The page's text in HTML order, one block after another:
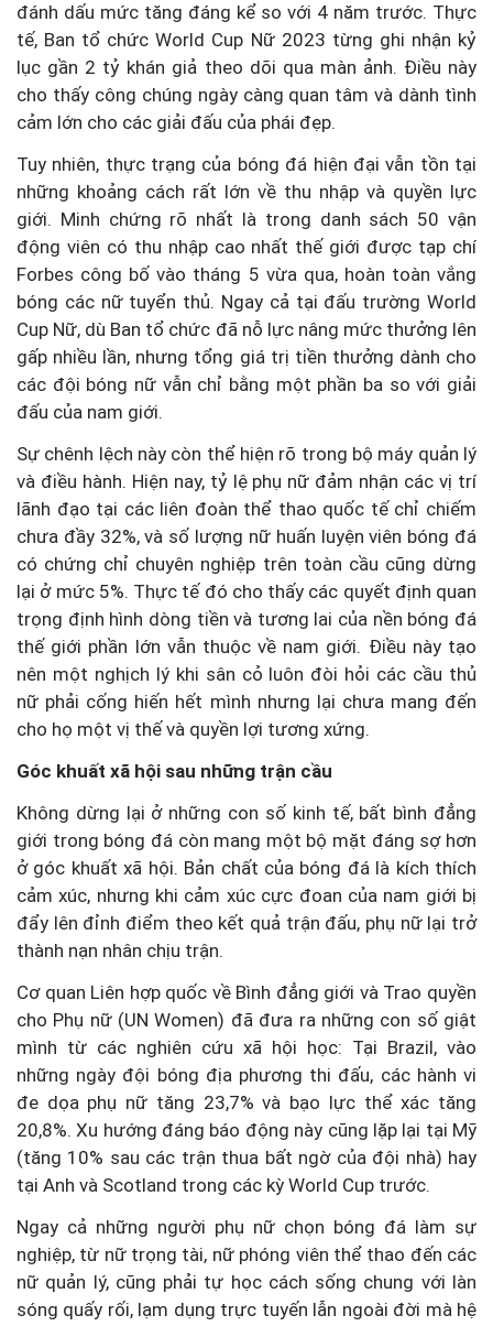
đánh dấu mức tăng đáng kể so với 4 năm trước. Thực
tế, Ban tổ chức World Cup Nữ 2023 từng ghi nhận kỷ
lục gần 2 tỷ khán giả theo dõi qua màn ảnh. Điều này
cho thấy công chúng ngày càng quan tâm và dành tình
cảm lớn cho các giải đấu của phái đẹp.
Tuy nhiên, thực trạng của bóng đá hiện đại vẫn tồn tại
những khoảng cách rất lớn về thu nhập và quyền lực
giới. Minh chứng rõ nhất là trong danh sách 50 vận
động viên có thu nhập cao nhất thế giới được tạp chí
Forbes công bố vào tháng 5 vừa qua, hoàn toàn vắng
bóng các nữ tuyển thủ. Ngay cả tại đấu trường World
Cup Nữ, dù Ban tổ chức đã nỗ lực nâng mức thưởng lên
gấp nhiều lần, nhưng tổng giá trị tiền thưởng dành cho
các đội bóng nữ vẫn chỉ bằng một phần ba so với giải
đấu của nam giới.
Sự chênh lệch này còn thể hiện rõ trong bộ máy quản lý
và điều hành. Hiện nay, tỷ lệ phụ nữ đảm nhận các vị trí
lãnh đạo tại các liên đoàn thể thao quốc tế chỉ chiếm
chưa đầy 32%, và số lượng nữ huấn luyện viên bóng đá
có chứng chỉ chuyên nghiệp trên toàn cầu cũng dừng
lại ở mức 5%. Thực tế đó cho thấy các quyết định quan
trọng định hình dòng tiền và tương lai của nền bóng đá
thế giới phần lớn vẫn thuộc về nam giới. Điều này tạo
nên một nghịch lý khi sân cỏ luôn đòi hỏi các cầu thủ
nữ phải cống hiến hết mình nhưng lại chưa mang đến
cho họ một vị thế và quyền lợi tương xứng.
Góc khuất xã hội sau những trận cầu
Không dừng lại ở những con số kinh tế, bất bình đẳng
giới trong bóng đá còn mang một bộ mặt đáng sợ hơn
ở góc khuất xã hội. Bản chất của bóng đá là kích thích
cảm xúc, nhưng khi cảm xúc cực đoan của nam giới bị
đẩy lên đỉnh điểm theo kết quả trận đấu, phụ nữ lại trở
thành nạn nhân chịu trận.
Cơ quan Liên hợp quốc về Bình đẳng giới và Trao quyền
cho Phụ nữ (UN Women) đã đưa ra những con số giật
mình từ các nghiên cứu xã hội học: Tại Brazil, vào
những ngày đội bóng địa phương thi đấu, các hành vi
đe dọa phụ nữ tăng 23,7% và bạo lực thể xác tăng
20,8%. Xu hướng đáng báo động này cũng lặp lại tại Mỹ
(tăng 10% sau các trận thua bất ngờ của đội nhà) hay
tại Anh và Scotland trong các kỳ World Cup trước.
Ngay cả những người phụ nữ chọn bóng đá làm sự
nghiệp, từ nữ trọng tài, nữ phóng viên thể thao đến các
nữ quản lý, cũng phải tự học cách sống chung với làn
sóng quấy rối, lạm dụng trực tuyến lẫn ngoài đời mà hệ